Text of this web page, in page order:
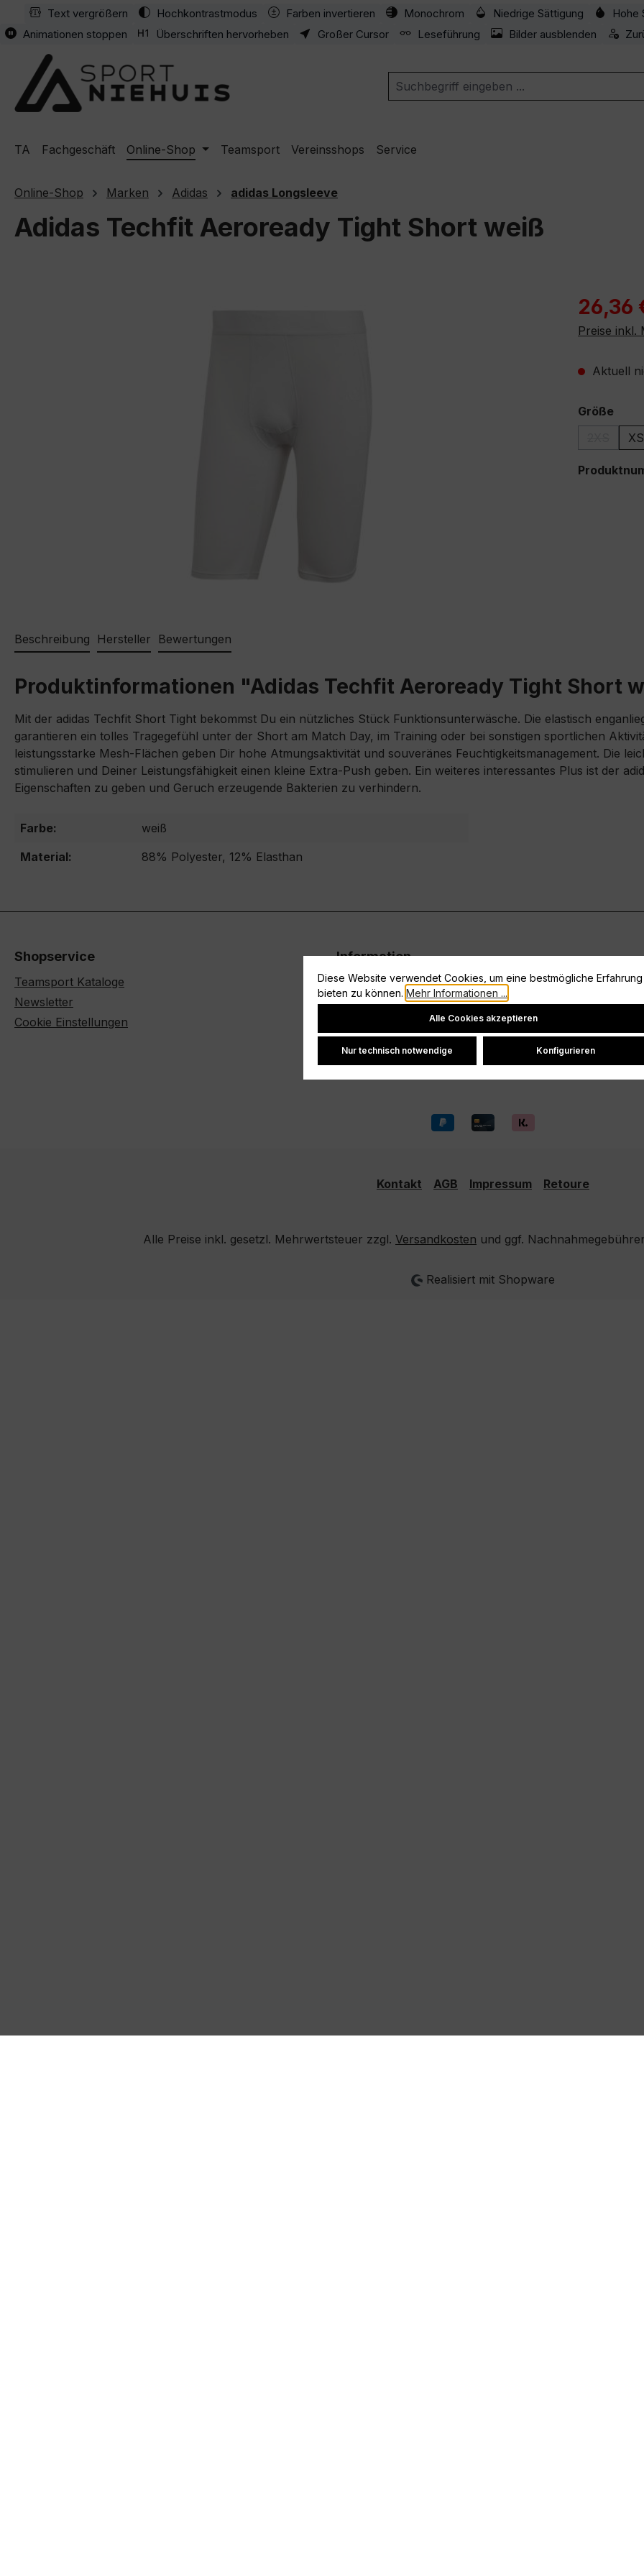
Hauptinhalt springen
Zur Suche springen
Zur Hauptnavigation springen
Text vergrößern Hochkontrastmodus Farben invertieren Monochrom Niedrige Sättigung Hohe
Animationen stoppen
Überschriften hervorheben Großer Cursor Leseführung Bilder ausblenden
TA Fachgeschäft Online-Shop Teamsport Vereinsshops Service
Online-Shop Marken Adidas adidas Longsleeve
Adidas Techfit Aeroready Tight Short weiß
26,36
Preise inkl.
Aktuell
Größe
(Diese
XS
Beschreibung Hersteller Bewertungen
Produktinformationen "Adidas Techfit Aeroready Tight Short
Mit der adidas Techfit Short Tight bekommst Du ein nützliches Stück Funktionsunterwäsche. Die elastisch
garantieren ein tolles Tragegefühl unter der Short am Match Day, im Training oder bei sonstigen sportlichen
leistungsstarke Mesh-Flächen geben Dir hohe Atmungsaktivität und souveränes Feuchtigkeitsmanagement. Die
stimulieren und Deiner Leistungsfähigkeit einen kleine Extra-Push geben. Ein weiteres interessantes Plus ist der
Eigenschaften zu geben und Geruch erzeugende Bakterien zu verhindern.
Farbe:
weiß
Material:
88% Polyester, 12% Elasthan
Shopservice
Teamsport Kataloge
Newsletter
Cookie Einstellungen
Information
Vertrag widerrufen
Datenschutz
Kontakt AGB Impressum Retoure
Alle Preise inkl. gesetzl. Mehrwertsteuer zzgl. Versandkosten und ggf.
Realisiert mit Shopware
Diese Website verwendet Cookies, um eine bestmögliche Erfahrung
bieten zu können. Mehr Informationen ...
Cookie-Einstellungen
Alle Cookies akzeptieren
Nur technisch notwendige Konfigurieren